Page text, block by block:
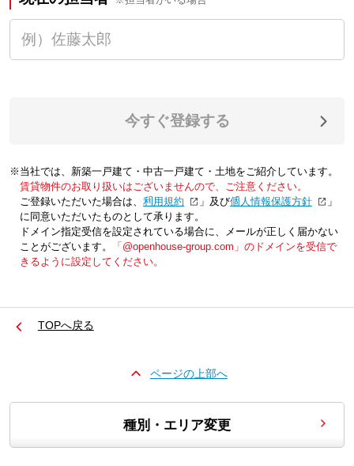
今すぐ登録する
※当社では、新築一戸建て・中古一戸建て・土地をご紹介しています。
賃貸物件のお取り扱いはございませんので、ご注意ください。
ご登録いただいた場合は、「利用規約 」及び「個人情報保護方針
」
に同意いただいたものとして承ります。
ドメイン指定受信を設定されている場合に、メールが正しく届かない
ことがございます。
「@openhouse-group.com」のドメインを受信で
きるように設定してください。
TOPへ戻る
ページの上部へ
種別・エリア変更